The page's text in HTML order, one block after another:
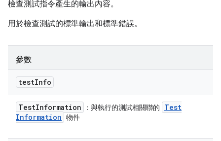
檢查測試指令產生的輸出內容。
用於檢查測試的標準輸出和標準錯誤。
參數
testInfo
TestInformation ：與執行的測試相關聯的
Test
Information 物件